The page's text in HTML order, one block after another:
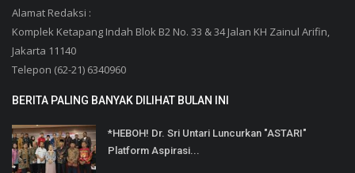
Alamat Redaksi :
Komplek Ketapang Indah Blok B2 No. 33 & 34 Jalan KH Zainul Arifin,
Jakarta 11140
Telepon (62-21) 6340960
BERITA PALING BANYAK DILIHAT BULAN INI
*HEBOH! Dr. Sri Untari Luncurkan "ASTARI"
Platform Aspirasi...